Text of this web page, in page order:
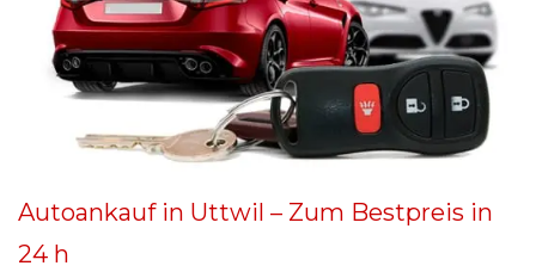
Autoankauf in Uttwil – Zum Bestpreis in
24 h